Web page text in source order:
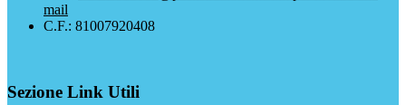
mail
C.F.: 81007920408
Sezione Link Utili